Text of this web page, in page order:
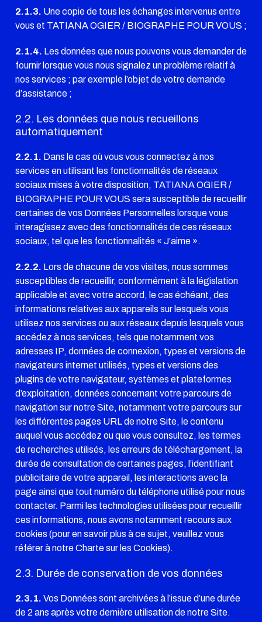
2.1.3. Une copie de tous les échanges intervenus entre
vous et TATIANA OGIER / BIOGRAPHE POUR VOUS ;
2.1.4. Les données que nous pouvons vous demander de
fournir lorsque vous nous signalez un problème relatif à
nos services ; par exemple l’objet de votre demande
d’assistance ;
2.2. Les données que nous recueillons
automatiquement
2.2.1. Dans le cas où vous vous connectez à nos
services en utilisant les fonctionnalités de réseaux
sociaux mises à votre disposition, TATIANA OGIER /
BIOGRAPHE POUR VOUS sera susceptible de recueillir
certaines de vos Données Personnelles lorsque vous
interagissez avec des fonctionnalités de ces réseaux
sociaux, tel que les fonctionnalités « J’aime ».
2.2.2. Lors de chacune de vos visites, nous sommes
susceptibles de recueillir, conformément à la législation
applicable et avec votre accord, le cas échéant, des
informations relatives aux appareils sur lesquels vous
utilisez nos services ou aux réseaux depuis lesquels vous
accédez à nos services, tels que notamment vos
adresses IP, données de connexion, types et versions de
navigateurs internet utilisés, types et versions des
plugins de votre navigateur, systèmes et plateformes
d’exploitation, données concernant votre parcours de
navigation sur notre Site, notamment votre parcours sur
les différentes pages URL de notre Site, le contenu
auquel vous accédez ou que vous consultez, les termes
de recherches utilisés, les erreurs de téléchargement, la
durée de consultation de certaines pages, l’identifiant
publicitaire de votre appareil, les interactions avec la
page ainsi que tout numéro du téléphone utilisé pour nous
contacter. Parmi les technologies utilisées pour recueillir
ces informations, nous avons notamment recours aux
cookies (pour en savoir plus à ce sujet, veuillez vous
référer à notreCharte sur les Cookies).
2.3. Durée de conservation de vos données
2.3.1. Vos Données sont archivées à l’issue d’une durée
de 2 ans après votre dernière utilisation de notre Site.